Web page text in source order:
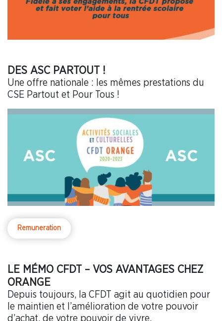
DES ASC PARTOUT !
Une offre nationale : les mêmes prestations du
CSE Partout et Pour Tous !
Remuneration
LE MÉMO CFDT – VOS AVANTAGES CHEZ
ORANGE
Depuis toujours, la CFDT agit au quotidien pour
le maintien et l’amélioration de votre pouvoir
d’achat, de votre pouvoir de vivre.